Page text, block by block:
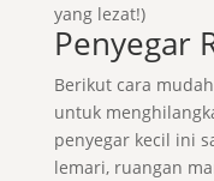
yang lezat!)
Penyegar
Berikut cara
untuk
penyegar kecil ini
lemari, ruangan